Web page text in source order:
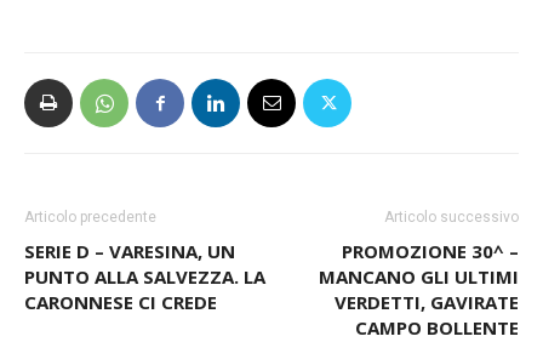
Articolo precedente
SERIE D – VARESINA, UN
PUNTO ALLA SALVEZZA. LA
CARONNESE CI CREDE
Articolo successivo
PROMOZIONE 30^ –
MANCANO GLI ULTIMI
VERDETTI, GAVIRATE
CAMPO BOLLENTE